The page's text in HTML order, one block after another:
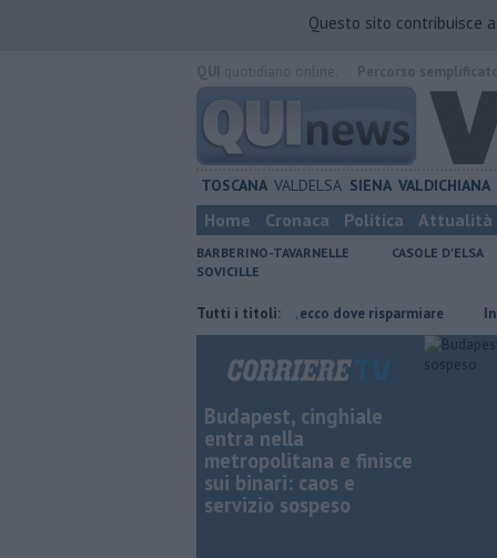
Questo sito contribuisce
TOSCANA VALDELSA SIENA VALDICHIANA
Home Cronaca Politica Attualità
BARBERINO-TAVARNELLE CASOLE D'ELSA
SOVICILLE
Tutti i titoli:
​Benzina, gasolio, gpl, ecco dove risparmiare Incendi
Budapest, cinghiale
entra nella
metropolitana e finisce
sui binari: caos e
servizio sospeso